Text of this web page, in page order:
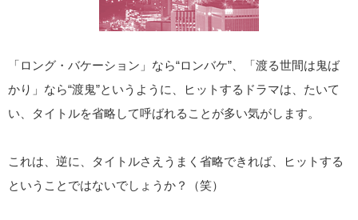
「ロング・バケーション」なら“ロンバケ”、「渡る世間は鬼ば
かり」なら“渡鬼”というように、ヒットするドラマは、たいて
い、タイトルを省略して呼ばれることが多い気がします。
これは、逆に、タイトルさえうまく省略できれば、ヒットする
ということではないでしょうか？（笑）